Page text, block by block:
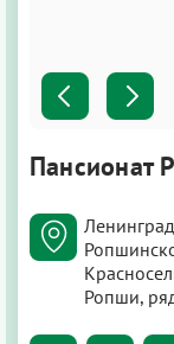
Пансионат
Ропши,